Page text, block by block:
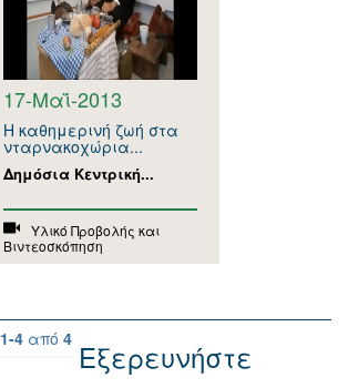
17-Μαΐ-2013
Η καθημερινή ζωή στα
νταρνακοχώρια...
Δημόσια Κεντρική...
Υλικό Προβολής και
Βιντεοσκόπηση
1-4 από 4 Εξερευνήστε